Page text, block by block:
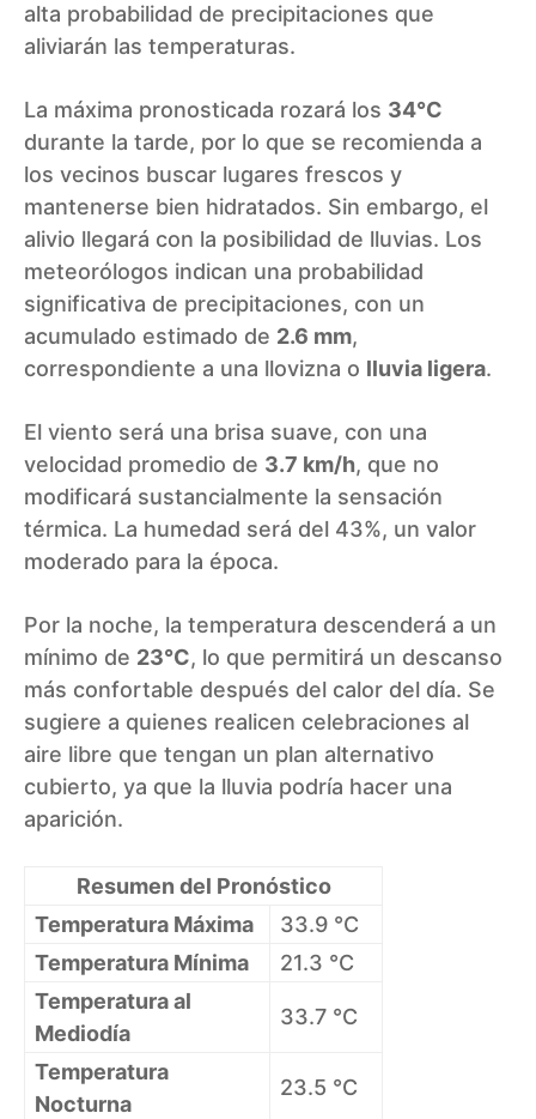
alta probabilidad de precipitaciones que
aliviarán las temperaturas.
La máxima pronosticada rozará los 34°C
durante la tarde, por lo que se recomienda a
los vecinos buscar lugares frescos y
mantenerse bien hidratados. Sin embargo, el
alivio llegará con la posibilidad de lluvias. Los
meteorólogos indican una probabilidad
significativa de precipitaciones, con un
acumulado estimado de 2.6 mm,
correspondiente a una llovizna o lluvia ligera.
El viento será una brisa suave, con una
velocidad promedio de 3.7 km/h, que no
modificará sustancialmente la sensación
térmica. La humedad será del 43%, un valor
moderado para la época.
Por la noche, la temperatura descenderá a un
mínimo de 23°C, lo que permitirá un descanso
más confortable después del calor del día. Se
sugiere a quienes realicen celebraciones al
aire libre que tengan un plan alternativo
cubierto, ya que la lluvia podría hacer una
aparición.
Resumen del Pronóstico
Temperatura Máxima
33.9 °C
Temperatura Mínima
21.3 °C
Temperatura al
Mediodía
33.7 °C
Temperatura
Nocturna
23.5 °C